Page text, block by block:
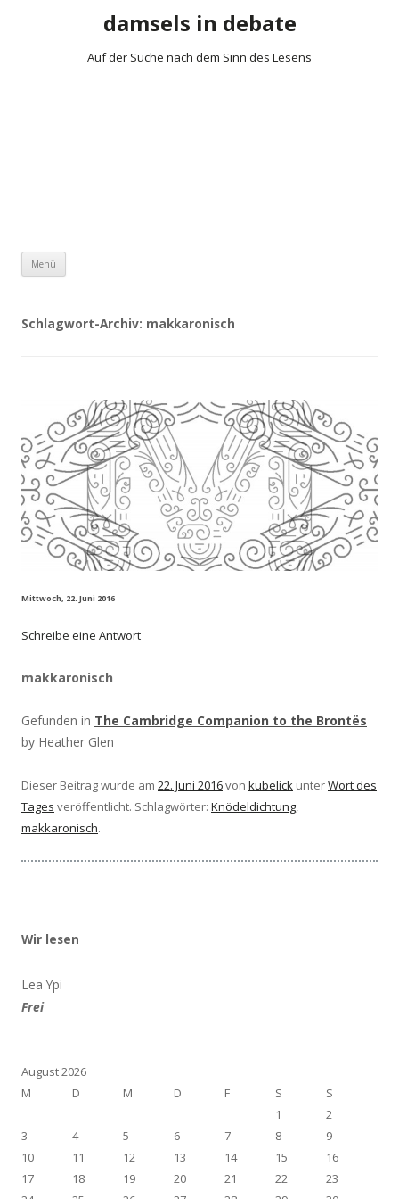
damsels in debate
Auf der Suche nach dem Sinn des Lesens
Menü
Schlagwort-Archiv: makkaronisch
Mittwoch, 22. Juni 2016
Schreibe eine Antwort
makkaronisch
Gefunden in The Cambridge Companion to the Brontës
by Heather Glen
Dieser Beitrag wurde am 22. Juni 2016von kubelick unterWort des
Tages veröffentlicht. Schlagwörter: Knödeldichtung,
makkaronisch.
Wir lesen
Lea Ypi
Frei
August 2026
M
D M D F S
S
1
2
3
4 5 6 7 8
9
10
11 12 13 14 15
16
17
18 19 20 21 22
23